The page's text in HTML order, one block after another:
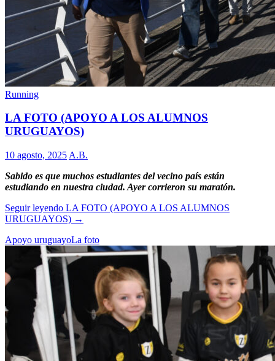
Running
LA FOTO (APOYO A LOS ALUMNOS
URUGUAYOS)
10 agosto, 2025 A.B.
Sabido es que muchos estudiantes del vecino país están
estudiando en nuestra ciudad. Ayer corrieron su maratón.
Seguir leyendo LA FOTO (APOYO A LOS ALUMNOS
URUGUAYOS) →
Apoyo uruguayoLa foto